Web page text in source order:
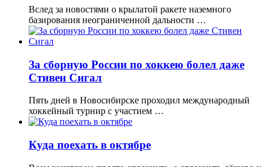
Вслед за новостями о крылатой ракете наземного
базирования неограниченной дальности …
За сборную России по хоккею болел даже
Стивен Сигал
Пять дней в Новосибирске проходил международный
хоккейный турнир с участием …
Куда поехать в октябре